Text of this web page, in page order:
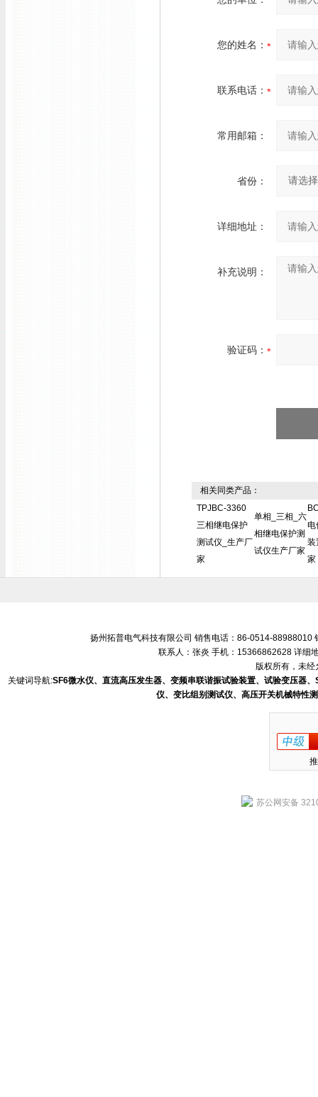
您的姓名：
联系电话：
常用邮箱：
省份：
详细地址：
补充说明：
验证码：
相关同类产品：
TPJBC-3360
三相继电保护
测试仪_生产厂
家
单相_三相_六
相继电保护测
试仪生产厂家
电
装
家
扬州拓普电气科技有限公司 销售电话：86-0514-88988010
联系人：张炎 手机：15366862628 详细
版权所有，未
关键词导航:SF6微水仪、直流高压发生器、变频串联谐振试验装置、试验变压器
仪、变比组别测试仪、高压开关机械特性
苏公网安备